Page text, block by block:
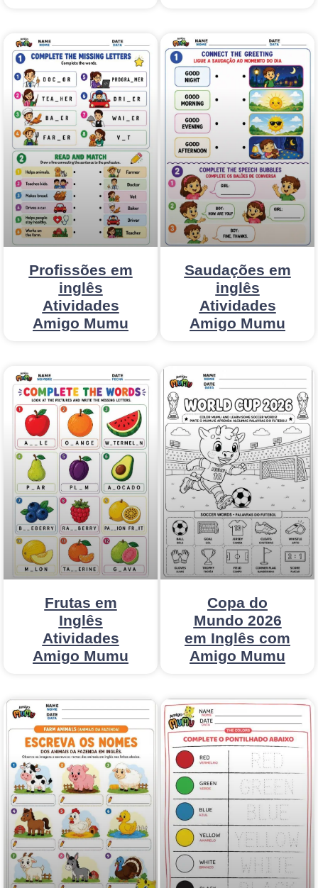
Profissões em
inglês
Atividades
Amigo Mumu
Saudações em
inglês
Atividades
Amigo Mumu
Frutas em
Inglês
Atividades
Amigo Mumu
Copa do
Mundo 2026
em Inglês com
Amigo Mumu